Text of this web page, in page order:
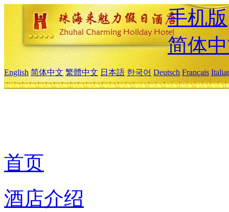
手机版
简体
English 简体中文 繁體中文 日本語 한국어 Deutsch Français
首页
酒店介绍